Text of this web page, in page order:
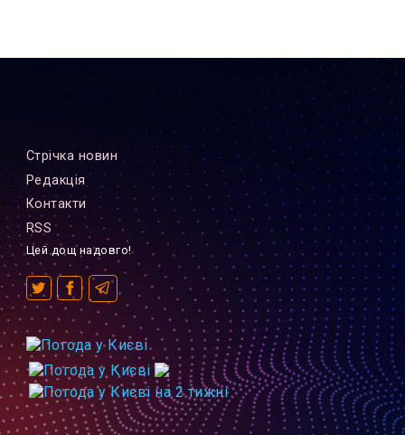
Стрiчка новин
Редакцiя
Контакти
RSS
Цей дощ надовго!